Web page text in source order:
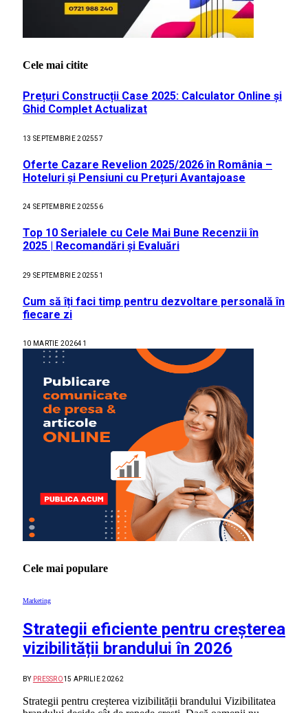
Cele mai citite
Prețuri Construcții Case 2025: Calculator Online și
Ghid Complet Actualizat
13 SEPTEMBRIE 202557
Oferte Cazare Revelion 2025/2026 în România –
Hoteluri și Pensiuni cu Prețuri Avantajoase
24 SEPTEMBRIE 202556
Top 10 Serialele cu Cele Mai Bune Recenzii în
2025 | Recomandări și Evaluări
29 SEPTEMBRIE 202551
Cum să îți faci timp pentru dezvoltare personală în
fiecare zi
10 MARTIE 202641
Cele mai populare
Marketing
Strategii eficiente pentru creșterea
vizibilității brandului în 2026
BY PRESSRO15 APRILIE 20262
Strategii pentru creșterea vizibilității brandului Vizibilitatea